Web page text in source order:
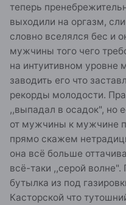
теперь
выходили на оргазм,
словно вселялся бес и
мужчины того чего
на интуитивном уровне
заводить его что
рекорды молодости.
,,выпадал в осадок", но
от мужчины к мужчине
прямо скажем
она всё больше
всё-таки ,,серой волне".
бутылка из под
Касторской что